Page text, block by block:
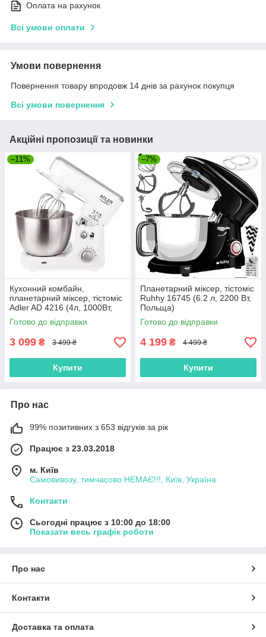
Оплата на рахунок
Всі умови оплати
Умови повернення
Повернення товару впродовж 14 днів за рахунок покупця
Всі умови повернення
Акційні пропозиції та новинки
–11%
Кухонний комбайн,
планетарний міксер, тістоміс
Adler AD 4216 (4л, 1000Вт,
Польща)
Готово до відправки
3 099 ₴ 3 499 ₴
Купити
–7%
Планетарний міксер, тістоміс
Ruhhy 16745 (6.2 л, 2200 Вт,
Польща)
Готово до відправки
4 199 ₴ 4 499 ₴
Купити
Про нас
99% позитивних з 653 відгуків за рік
Працює з 23.03.2018
м. Київ
Самовивозу, тимчасово НЕМАЄ!!!, Київ, Україна
Контакти
Сьогодні працює з 10:00 до 18:00
Показати весь графік роботи
Про нас
Контакти
Доставка та оплата